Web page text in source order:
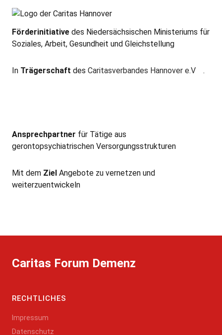
Förderinitiative des Niedersächsischen Ministeriums für
Soziales, Arbeit, Gesundheit und Gleichstellung
In Trägerschaft des Caritasverbandes Hannover e.V .
Ansprechpartner für Tätige aus
gerontopsychiatrischen Versorgungsstrukturen
Mit dem Ziel Angebote zu vernetzen und
weiterzuentwickeln
Caritas Forum Demenz
RECHTLICHES
Impressum
Datenschutz